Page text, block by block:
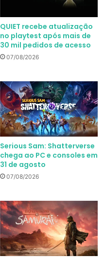
QUIET recebe atualização
no playtest após mais de
30 mil pedidos de acesso
07/08/2026
Serious Sam: Shatterverse
chega ao PC e consoles em
31 de agosto
07/08/2026